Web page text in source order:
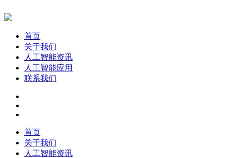
首页
关于我们
人工智能资讯
人工智能应用
联系我们
首页
关于我们
人工智能资讯